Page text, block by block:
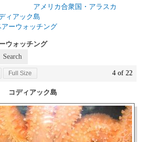
カ合衆国・アラスカ
ク島
ーウォッチング
ウォッチング
Full Size 4 of 22
コディアック島